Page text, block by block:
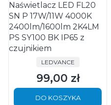
Naświetlacz LED FL20
SN P 17W/11W 4000K
2400lm/1600lm 2K4LM
PS SY100 BK IP65 z
czujnikiem
PRODUCENT
LEDVANCE
Cena
99,00 zł
DO KOSZYKA